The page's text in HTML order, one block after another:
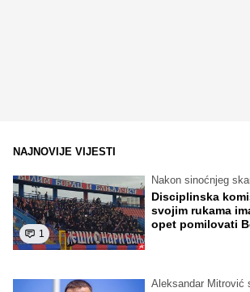
NAJNOVIJE VIJESTI
1
Nakon sinoćnjeg
Disciplinska
svojim rukama
opet pomilovati
Aleksandar Mitrović